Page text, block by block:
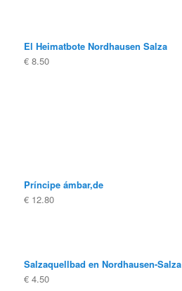
El Heimatbote Nordhausen Salza
€ 8.50
Príncipe ámbar,de
€ 12.80
Salzaquellbad en Nordhausen-Salza
€ 4.50